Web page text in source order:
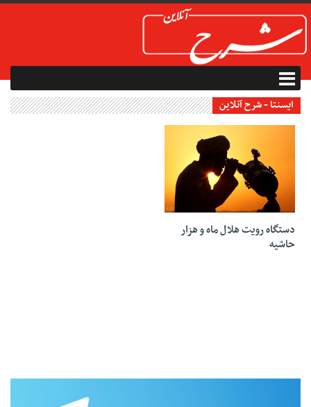
ایسنتا - شرح آنلاین
08 مه 2019
دستگاه رویت هلال ماه و هزار
حاشیه